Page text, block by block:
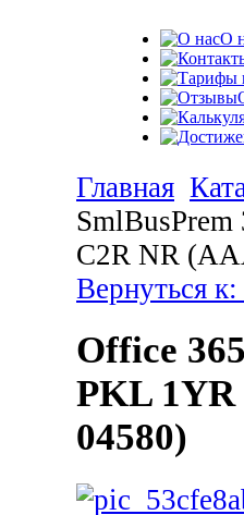
О
Главная
C2R NR
Вернуться
Office
PKL
04580)